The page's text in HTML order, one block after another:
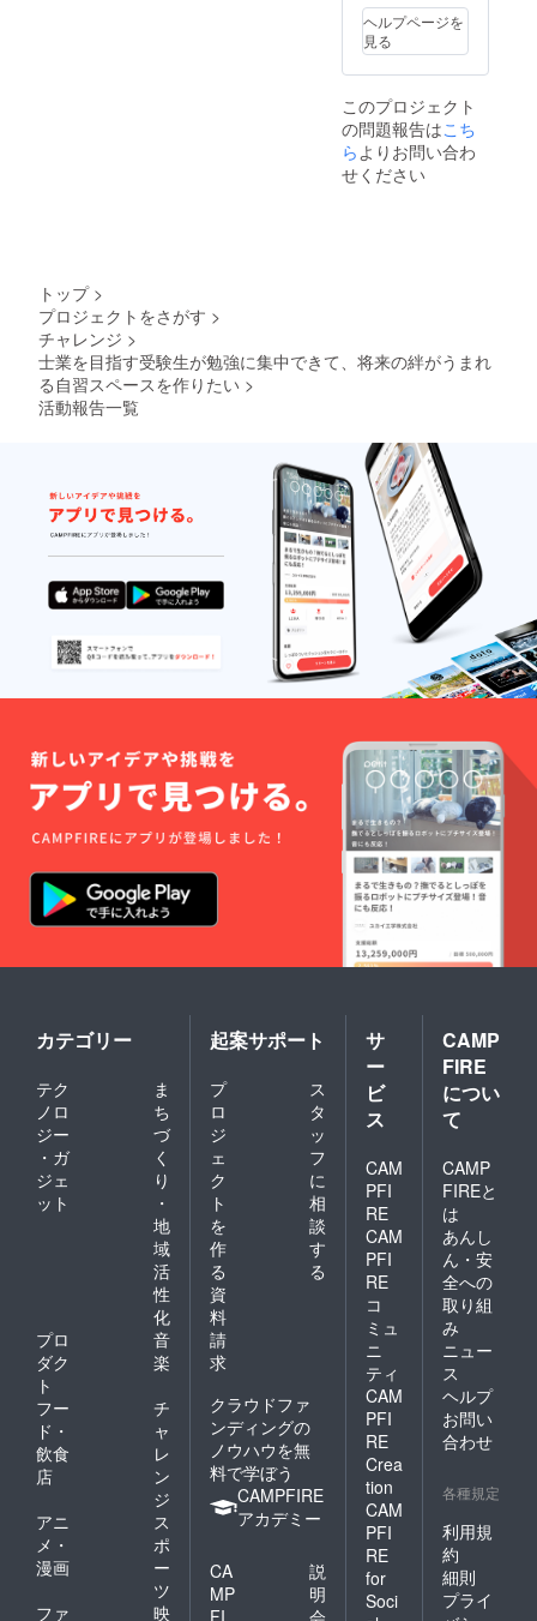
して支
援者様
として
ご紹介
いただ
きま
す）。
※動画コ
ンテン
験生同
士の
内容は
含みま
せん。
なお、
本リ
ターン
の有効
期限は
自習ス
ペース
がオー
プンし
てから1
年間と
いただ
きま
す。
定で
す。金
プレー
ト部分
者名と
メッ
セージ
を記載
いたし
ペース
を利用
量的な
お約束
はでき
ませ
ん。支
援者様
のメッ
セージ
属性に
近い受
験生に
対する
広告を
強化す
を講じ
ること
をお約
束しま
す。 プ
レート
内に記
載する
文字数
はしま
せん
が、誹
が含ま
れる
メッ
セージ
はお断
りする
場合が
す。 大
きさは
おおむ
ねA４サ
イズく
らいを
イメー
ジして
くださ
い。文
字数が
多くて
収まら
ない場
合には
個別に
させて
きま
す。
ていた
だいて
も結構
です。
はイ
メージ
となっ
てお
り、実
を設置
する予
ト部分
に支援
者名と
メッ
セージ
を記載
いたし
ます。
※ただ
し、各
資格を
目指す
受験生
が何人
ペース
を利用
するか
につい
て、定
量的な
お約束
はでき
ませ
援者様
のメッ
セージ
近い受
験生に
対する
広告を
強化す
る施策
を講じ
をお約
束しま
す。 プ
レート
内に記
載する
文字数
に制限
はしま
せん
が、誹
謗中傷
が含ま
れる
メッ
セージ
りする
ありま
す。 大
きさは
おおむ
ねA３サ
ヘルプページを
見る
このプロジェクト
の問題報告はこち
ら よりお問い合わ
せください
トップ >
プロジェクトをさがす >
チャレンジ >
士業を目指す受験生が勉強に集中できて、将来の絆がうまれ
る自習スペースを作りたい >
活動報告一覧
カテゴリー
テク
ノロ
ジー
・ガ
ジェ
ット
ま
ち
づ
く
り
・
地
域
活
性
化
プロ
ダク
ト
音
楽
フー
ド・
飲食
店
チ
ャ
レ
ン
ジ
アニ
メ・
漫画
ス
ポ
ー
ツ
ファ
映
起案サポート
プ
ロ
ジ
ェ
ク
ト
を
作
る
ス
タ
ッ
フ
に
相
談
す
る
資
料
請
求
クラウドファ
ンディングの
ノウハウを無
料で学ぼう
CAMPFIRE
アカデミー
CA
MP
FI
説
明
会
サ
ー
ビ
ス
CAM
PFI
RE
CAM
PFI
RE
コ
ミュ
ニ
ティ
CAM
PFI
RE
Crea
tion
CAM
PFI
RE
for
Soci
CAMP
FIRE
につい
て
CAMP
FIREと
は
あんし
ん・安
全への
取り組
み
ニュー
ス
ヘルプ
お問い
合わせ
各種規定
利用規
約
細則
プライ